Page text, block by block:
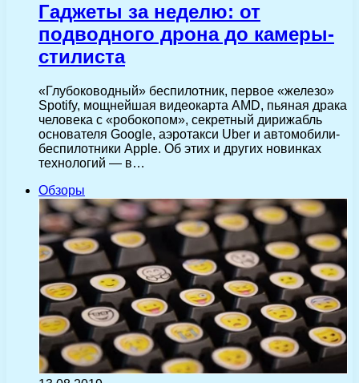
Гаджеты за неделю: от
подводного дрона до камеры-
стилиста
«Глубоководный» беспилотник, первое «железо»
Spotify, мощнейшая видеокарта AMD, пьяная драка
человека с «робокопом», секретный дирижабль
основателя Google, аэротакси Uber и автомобили-
беспилотники Apple. Об этих и других новинках
технологий — в…
Обзоры